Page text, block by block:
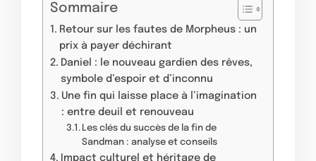
Sommaire
Retour sur les fautes de Morpheus : un
prix à payer déchirant
Daniel : le nouveau gardien des rêves,
symbole d’espoir et d’inconnu
Une fin qui laisse place à l’imagination
: entre deuil et renouveau
Les clés du succès de la fin de
Sandman : analyse et conseils
Impact culturel et héritage de